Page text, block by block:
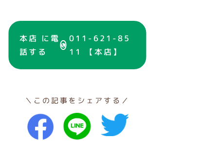
本店 に電
話する
011-621-85
11 【本店】
＼この記事をシェアする／